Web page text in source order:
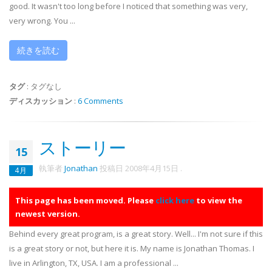
good. It wasn't too long before I noticed that something was very,
very wrong. You ...
続きを読む
タグ: タグなし
ディスカッション : 6 Comments
15
4月
ストーリー
執筆者 Jonathan 投稿日 2008年4月15日 .
This page has been moved. Please click here to view the
newest version.
Behind every great program, is a great story. Well... I'm not sure if this
is a great story or not, but here it is. My name is Jonathan Thomas. I
live in Arlington, TX, USA. I am a professional ...